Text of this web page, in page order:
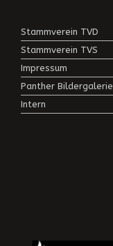
Stammverein TVD
Stammverein TVS
Impressum
Panther Bildergalerie
Intern